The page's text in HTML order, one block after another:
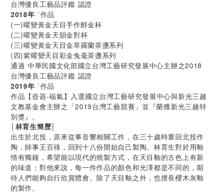
台灣優良工藝品評鑑 認證
2018年 ˙作品
(一)曜變黃金天目手作醇金杯
(二)曜變黃金天韻金對杯
(三)曜變黃金天目金萃羅蘭茶盞系列
(四)紫曜變天目彩金兔毫茶盞系列
通過 中華民國文化部國立台灣工藝研究發展中心主辦之2018
台灣優良工藝品評鑑 認證
2019年 ˙作品
作品【壺器-福氣】入選國立台灣工藝研究發展中心與新光三越
文教基金會主辦之「2019台灣工藝競賽」並『榮獲新光三越特
別獎』。
│林育生簡歷│
出生於北投，原來從事音響相關工作，在三十歲時重回北投作
陶，師事王百祿，回到十八份開始自己製陶。林育生對於用釉
情有獨鐘，希望能以現代的燒製方式，在天目釉的古色上有新
的味道；對他來說，每一件作品的顏色和光澤都是不同的，期
待人們能夠自行欣賞體會。除了天目釉之外，也擅長櫻木灰釉
的製作。